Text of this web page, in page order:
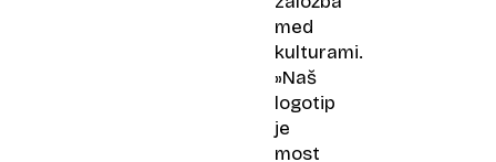
med
kulturami.
»Naš
logotip
je
most